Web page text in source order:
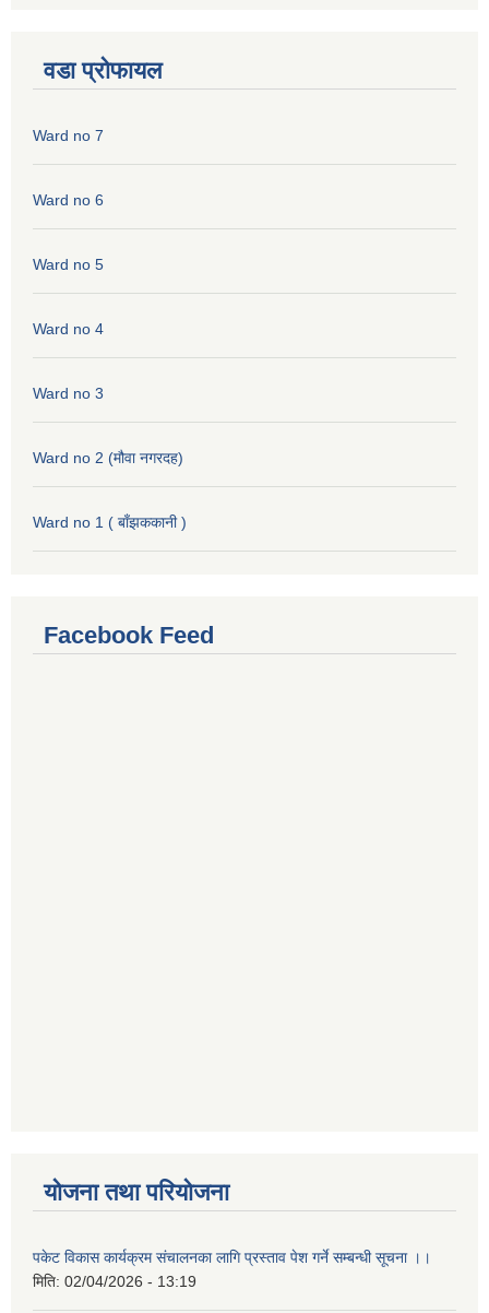
वडा प्रोफायल
Ward no 7
Ward no 6
Ward no 5
Ward no 4
Ward no 3
Ward no 2 (मौवा नगरदह)
Ward no 1 ( बाँझककानी )
Facebook Feed
योजना तथा परियोजना
पकेट विकास कार्यक्रम संचालनका लागि प्रस्ताव पेश गर्ने सम्बन्धी सूचना ।।
मिति: 02/04/2026 - 13:19